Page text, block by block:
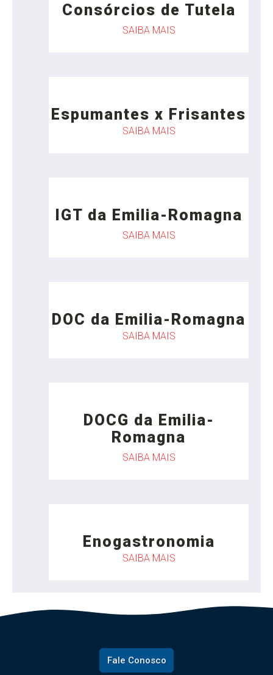
Consórcios de Tutela
SAIBA MAIS
Espumantes x Frisantes
SAIBA MAIS
IGT da Emilia-Romagna
SAIBA MAIS
DOC da Emilia-Romagna
SAIBA MAIS
DOCG da Emilia-
Romagna
SAIBA MAIS
Enogastronomia
SAIBA MAIS
Fale Conosco